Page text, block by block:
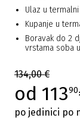
Ulaz u
Kupanje u
Boravak do 2
vrstama soba
134,00 €
od 11390
po jedinici po